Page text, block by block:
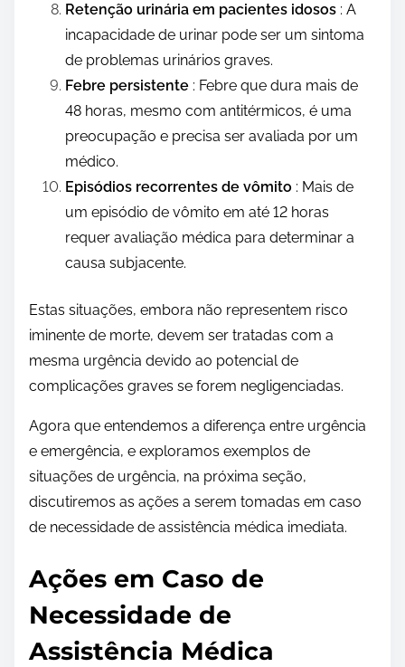
Retenção urinária em pacientes idosos : A
incapacidade de urinar pode ser um sintoma
de problemas urinários graves.
Febre persistente : Febre que dura mais de
48 horas, mesmo com antitérmicos, é uma
preocupação e precisa ser avaliada por um
médico.
Episódios recorrentes de vômito : Mais de
um episódio de vômito em até 12 horas
requer avaliação médica para determinar a
causa subjacente.
Estas situações, embora não representem risco
iminente de morte, devem ser tratadas com a
mesma urgência devido ao potencial de
complicações graves se forem negligenciadas.
Agora que entendemos a diferença entre urgência
e emergência, e exploramos exemplos de
situações de urgência, na próxima seção,
discutiremos as ações a serem tomadas em caso
de necessidade de assistência médica imediata.
Ações em Caso de
Necessidade de
Assistência Médica